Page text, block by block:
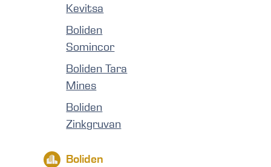
Kevitsa
Boliden
Somincor
Boliden Tara
Mines
Boliden
Zinkgruvan
Boliden